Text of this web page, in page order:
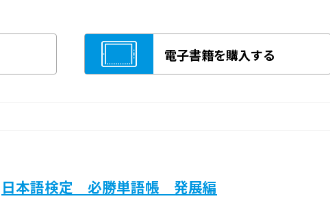
電子書籍を購入する
日本語検定 必勝単語帳 発展編